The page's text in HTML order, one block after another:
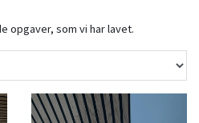
opgaver, som vi har lavet.